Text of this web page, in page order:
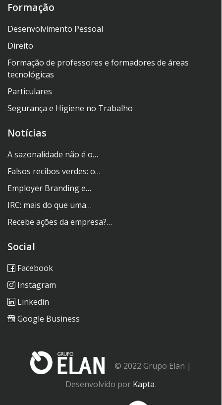
Formação
Desenvolvimento Pessoal
Direito
Formação de professores e formadores de áreas
tecnológicas
Particulares
Segurança e Higiene no Trabalho
Notícias
A sazonalidade não é o…
Falsos recibos verdes: o…
Employer Branding e…
IRC: mais do que uma…
Recebe ações da empresa?…
Social
Facebook
Instagram
Linkedin
Google Business
© 2022 Grupo Elan |
Desenvolvido por Kapta.